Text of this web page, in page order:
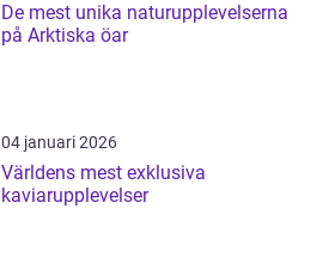
De mest unika naturupplevelserna
på Arktiska öar
04 januari 2026
Världens mest exklusiva
kaviarupplevelser